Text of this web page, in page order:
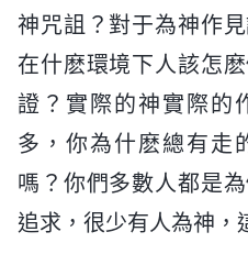
神咒詛？對于為神作
在什麽環境下人該怎
證？實際的神實際的
多，你為什麽總有走
嗎？你們多數人都是
追求，很少有人為神，